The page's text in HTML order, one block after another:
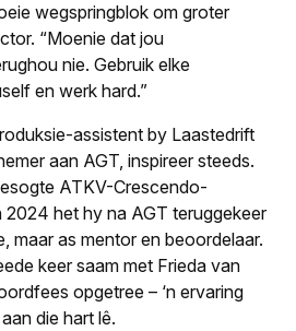
wegspringblok om groter
“Moenie dat jou
nie. Gebruik elke
en werk hard.”
assistent by Laastedrift
aan AGT, inspireer steeds.
ATKV-Crescendo-
2024 het hy na AGT teruggekeer
maar as mentor en beoordelaar.
keer saam met Frieda van
opgetree – ‘n ervaring
die hart lê.